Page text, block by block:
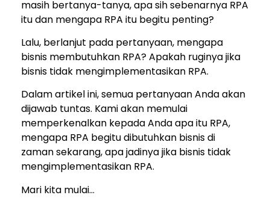
masih bertanya-tanya, apa sih sebenarnya RPA
itu dan mengapa RPA itu begitu penting?
Lalu, berlanjut pada pertanyaan, mengapa
bisnis membutuhkan RPA? Apakah ruginya jika
bisnis tidak mengimplementasikan RPA.
Dalam artikel ini, semua pertanyaan Anda akan
dijawab tuntas. Kami akan memulai
memperkenalkan kepada Anda apa itu RPA,
mengapa RPA begitu dibutuhkan bisnis di
zaman sekarang, apa jadinya jika bisnis tidak
mengimplementasikan RPA.
Mari kita mulai…